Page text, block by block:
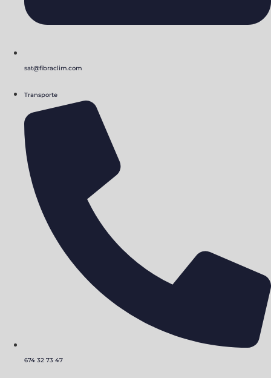
sat@fibraclim.com
Transporte
674 32 73 47